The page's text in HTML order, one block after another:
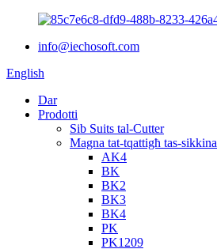
info@iechosoft.com
English
Dar
Prodotti
Sib Suits tal-Cutter
Magna tat-tqattigħ tas-sikkina
AK4
BK
BK2
BK3
BK4
PK
PK1209